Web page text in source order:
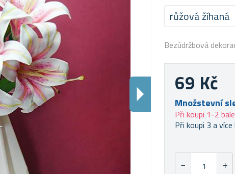
růžová žíhaná
Bezúdržbová
69 Kč
Množstevní
Při koupi 1-2
Při koupi 3 a více